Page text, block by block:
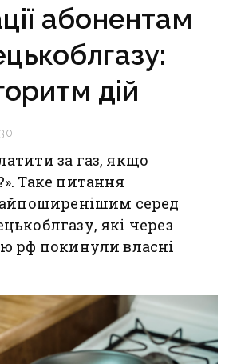
абонентам
дій
за газ, якщо
Таке питання
серед
які через
рф покинули власні